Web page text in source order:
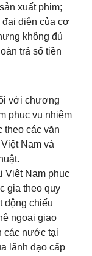
xuất phim;
diện của cơ
không đủ
trả số tiền
với chương
phục vụ nhiệm
theo các văn
Nam và
Việt Nam phục
gia theo quy
động chiếu
ngoại giao
các nước tại
lãnh đạo cấp